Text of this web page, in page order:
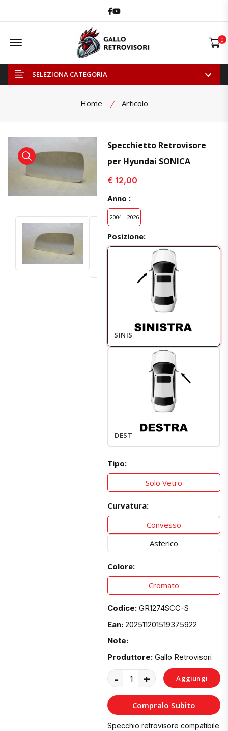
Facebook
Youtube
Offcanvas Menu Open 0
SELEZIONA CATEGORIA
Home Articolo
visualizza prodotto visualizza prodotto
Specchietto Retrovisore
per Hyundai SONICA
€ 12,00
Anno :
2004 - 2026
Posizione:
SINISTRO
DESTRO
Tipo:
Solo Vetro
Curvatura:
Convesso
Asferico
Colore:
Cromato
Codice: GR1274SCC-S
Ean: 202511201519375922
Note:
Produttore: Gallo Retrovisori
- + Aggiungi
al
Carrello
Compralo Subito
Specchio retrovisore compatibile